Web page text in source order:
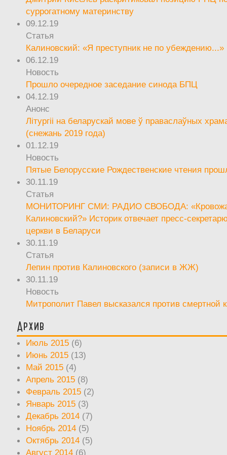
суррогатному материнству
09.12.19
Статья
Калиновский: «Я преступник не по убеждению...»
06.12.19
Новость
Прошло очередное заседание синода БПЦ
04.12.19
Анонс
Літургіі на беларускай мове ў праваслаўных
(снежань 2019 года)
01.12.19
Новость
Пятые Белорусские Рождественские чтения
30.11.19
Статья
МОНИТОРИНГ СМИ: РАДИО СВОБОДА:
Калиновский?» Историк отвечает пресс-
церкви в Беларуси
30.11.19
Статья
Лепин против Калиновского (записи в ЖЖ)
30.11.19
Новость
Митрополит Павел высказался против смертной
Архив
Июль 2015 (6)
Июнь 2015 (13)
Май 2015 (4)
Апрель 2015 (8)
Февраль 2015 (2)
Январь 2015 (3)
Декабрь 2014 (7)
Ноябрь 2014 (5)
Октябрь 2014 (5)
Август 2014 (6)